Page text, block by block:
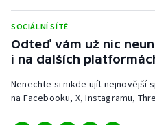
Plážový volejbal
Ragby
Rychlostní kanoistika
SOCIÁLNÍ SÍTĚ
Odteď vám už nic
i na dalších
Nenechte si nikde ujít nejnovější
na Facebooku, X, Instagramu,